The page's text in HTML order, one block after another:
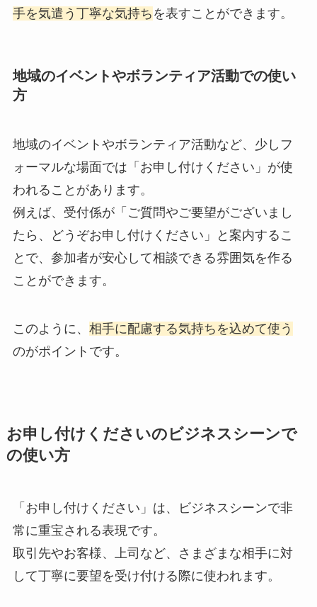
手を気遣う丁寧な気持ち を表すことができます。
地域のイベントやボランティア活動での使い
方
地域のイベントやボランティア活動など、少しフ
ォーマルな場面では「お申し付けください」が使
われることがあります。
例えば、受付係が「ご質問やご要望がございまし
たら、どうぞお申し付けください」と案内するこ
とで、参加者が安心して相談できる雰囲気を作る
ことができます。
このように、 相手に配慮する気持ちを込めて使う
のがポイントです。
お申し付けくださいのビジネスシーンで
の使い方
「お申し付けください」は、ビジネスシーンで非
常に重宝される表現です。
取引先やお客様、上司など、さまざまな相手に対
して丁寧に要望を受け付ける際に使われます。